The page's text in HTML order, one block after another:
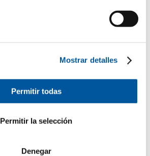
Mostrar detalles
Permitir todas
Permitir la selección
Denegar
Búsqueda
Material.